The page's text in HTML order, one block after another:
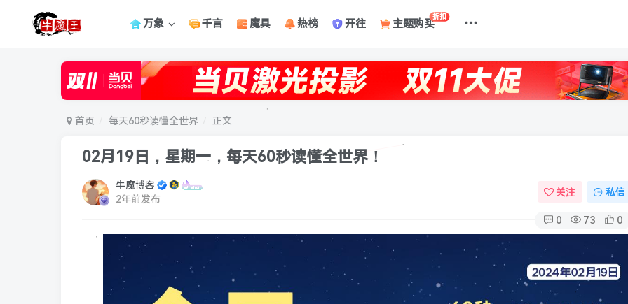
万象 千言 魔具 热榜 开往 主题购买
折扣
首页 每天60秒读懂全世界 正文
02月19日，星期一，每天60秒读懂全世界！
牛魔博客
2年前发布
关注 私信
0 73 0